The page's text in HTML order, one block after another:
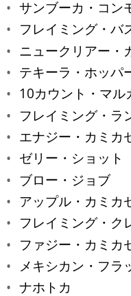
サンブーカ・コン
フレイミング・バ
ニュークリアー・
テキーラ・ホッパ
10カウント・マル
フレイミング・ラ
エナジー・カミカ
ゼリー・ショット
ブロー・ジョブ
アップル・カミカ
フレイミング・ク
ファジー・カミカ
メキシカン・フラ
ナホトカ